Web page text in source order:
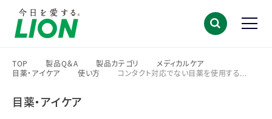
TOP
>
製品Q＆A
>
製品カテゴリ
>
メディカルケア
>
目薬・アイケア
使い方
コンタクト対応でない目薬を使用する...
目薬・アイケア